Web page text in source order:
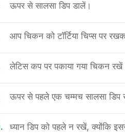
ऊपर से सालसा डिप डालें।
आप चिकन को टॉर्टिया चिप्स पर
लेटिस कप पर पकाया गया चिकन
ऊपर से पहले एक चम्मच सालसा डिप
ध्यान डिप को पहले न रखें, क्योंकि